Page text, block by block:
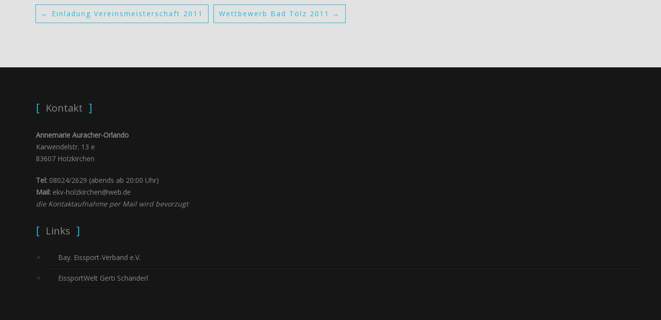
← Einladung Vereinsmeisterschaft 2011 Wettbewerb Bad Tölz 2011 →
Kontakt
Annemarie Auracher-Orlando
Karwendelstr. 13 e
83607 Holzkirchen
Tel: 08024/2629 (abends ab 20:00 Uhr)
Mail: ekv-holzkirchen@web.de
die Kontaktaufnahme per Mail wird bevorzugt
Links
Bay. Eissport-Verband e.V.
EissportWelt Gerti Schanderl